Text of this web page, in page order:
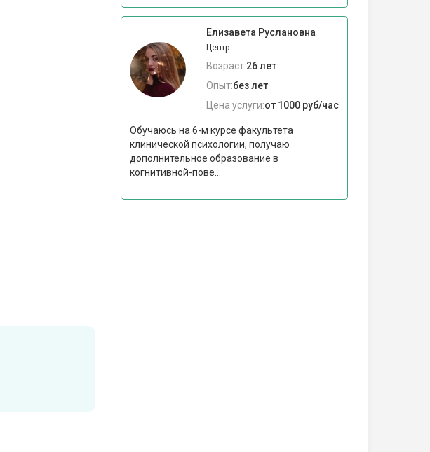
Елизавета Руслановна
Центр
Возраст:26 лет
Опыт:без лет
Цена услуги:от 1000 руб/час
Обучаюсь на 6-м курсе факультета
клинической психологии, получаю
дополнительное образование в
когнитивной-пове...